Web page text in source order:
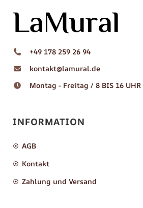
+49 178 259 26 94
kontakt@lamural.de
Montag - Freitag / 8 BIS 16 UHR
INFORMATION
AGB
Kontakt
Zahlung und Versand